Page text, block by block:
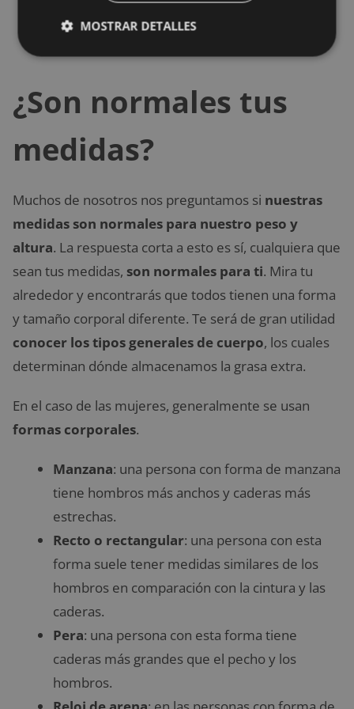
mide hasta tu hombro, baja hasta el codo, y
¿Son normales tus
medidas?
Muchos de nosotros nos preguntamos si nuestras
medidas son normales para nuestro peso y
altura. La respuesta corta a esto es sí, cualquiera que
sean tus medidas, son normales para ti. Mira tu
alrededor y encontrarás que todos tienen una forma
y tamaño corporal diferente. Te será de gran utilidad
conocer los tipos generales de cuerpo, los cuales
determinan dónde almacenamos la grasa extra.
En el caso de las mujeres, generalmente se usan
formas corporales.
Manzana: una persona con forma de manzana
tiene hombros más anchos y caderas más
estrechas.
Recto o rectangular: una persona con esta
forma suele tener medidas similares de los
hombros en comparación con la cintura y las
caderas.
Pera: una persona con esta forma tiene
caderas más grandes que el pecho y los
hombros.
MOSTRAR DETALLES